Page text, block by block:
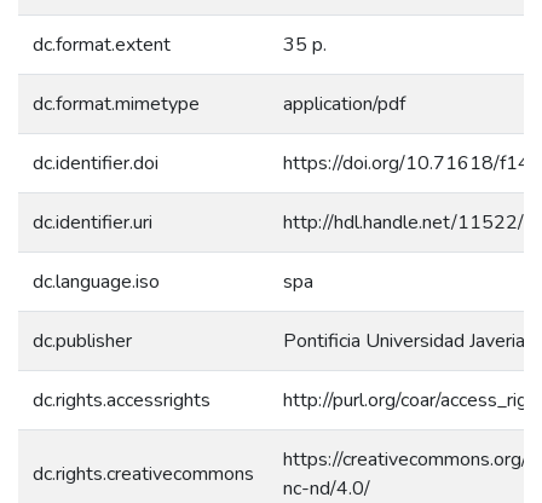
dc.format.extent 35 p.
dc.format.mimetype application/pdf
dc.identifier.doi https://doi.org/10.71618/
dc.identifier.uri http://hdl.handle.net/11522/
dc.language.iso spa
dc.publisher Pontificia Universidad
dc.rights.accessrights http://purl.org/coar/
dc.rights.creativecommons
https://creativecommons.org/
nc-nd/4.0/